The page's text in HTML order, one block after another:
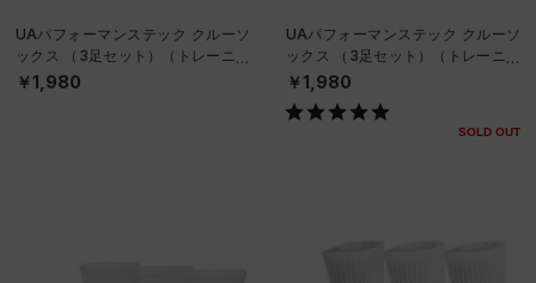
UAパフォーマンステック クルーソ
ックス （3足セット）（トレーニン
グ/UNISEX）
￥1,980
UAパフォーマンステック クルーソ
ックス （3足セット）（トレーニン
グ/UNISEX）
￥1,980
SOLD OUT